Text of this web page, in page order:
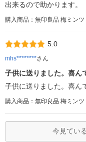
出来るので助かります。
購入商品：無印良品 梅ミン
5.0
mhs********さん
子供に送りました。喜
子供に送りました。喜ん
購入商品：無印良品 梅ミン
今見てい